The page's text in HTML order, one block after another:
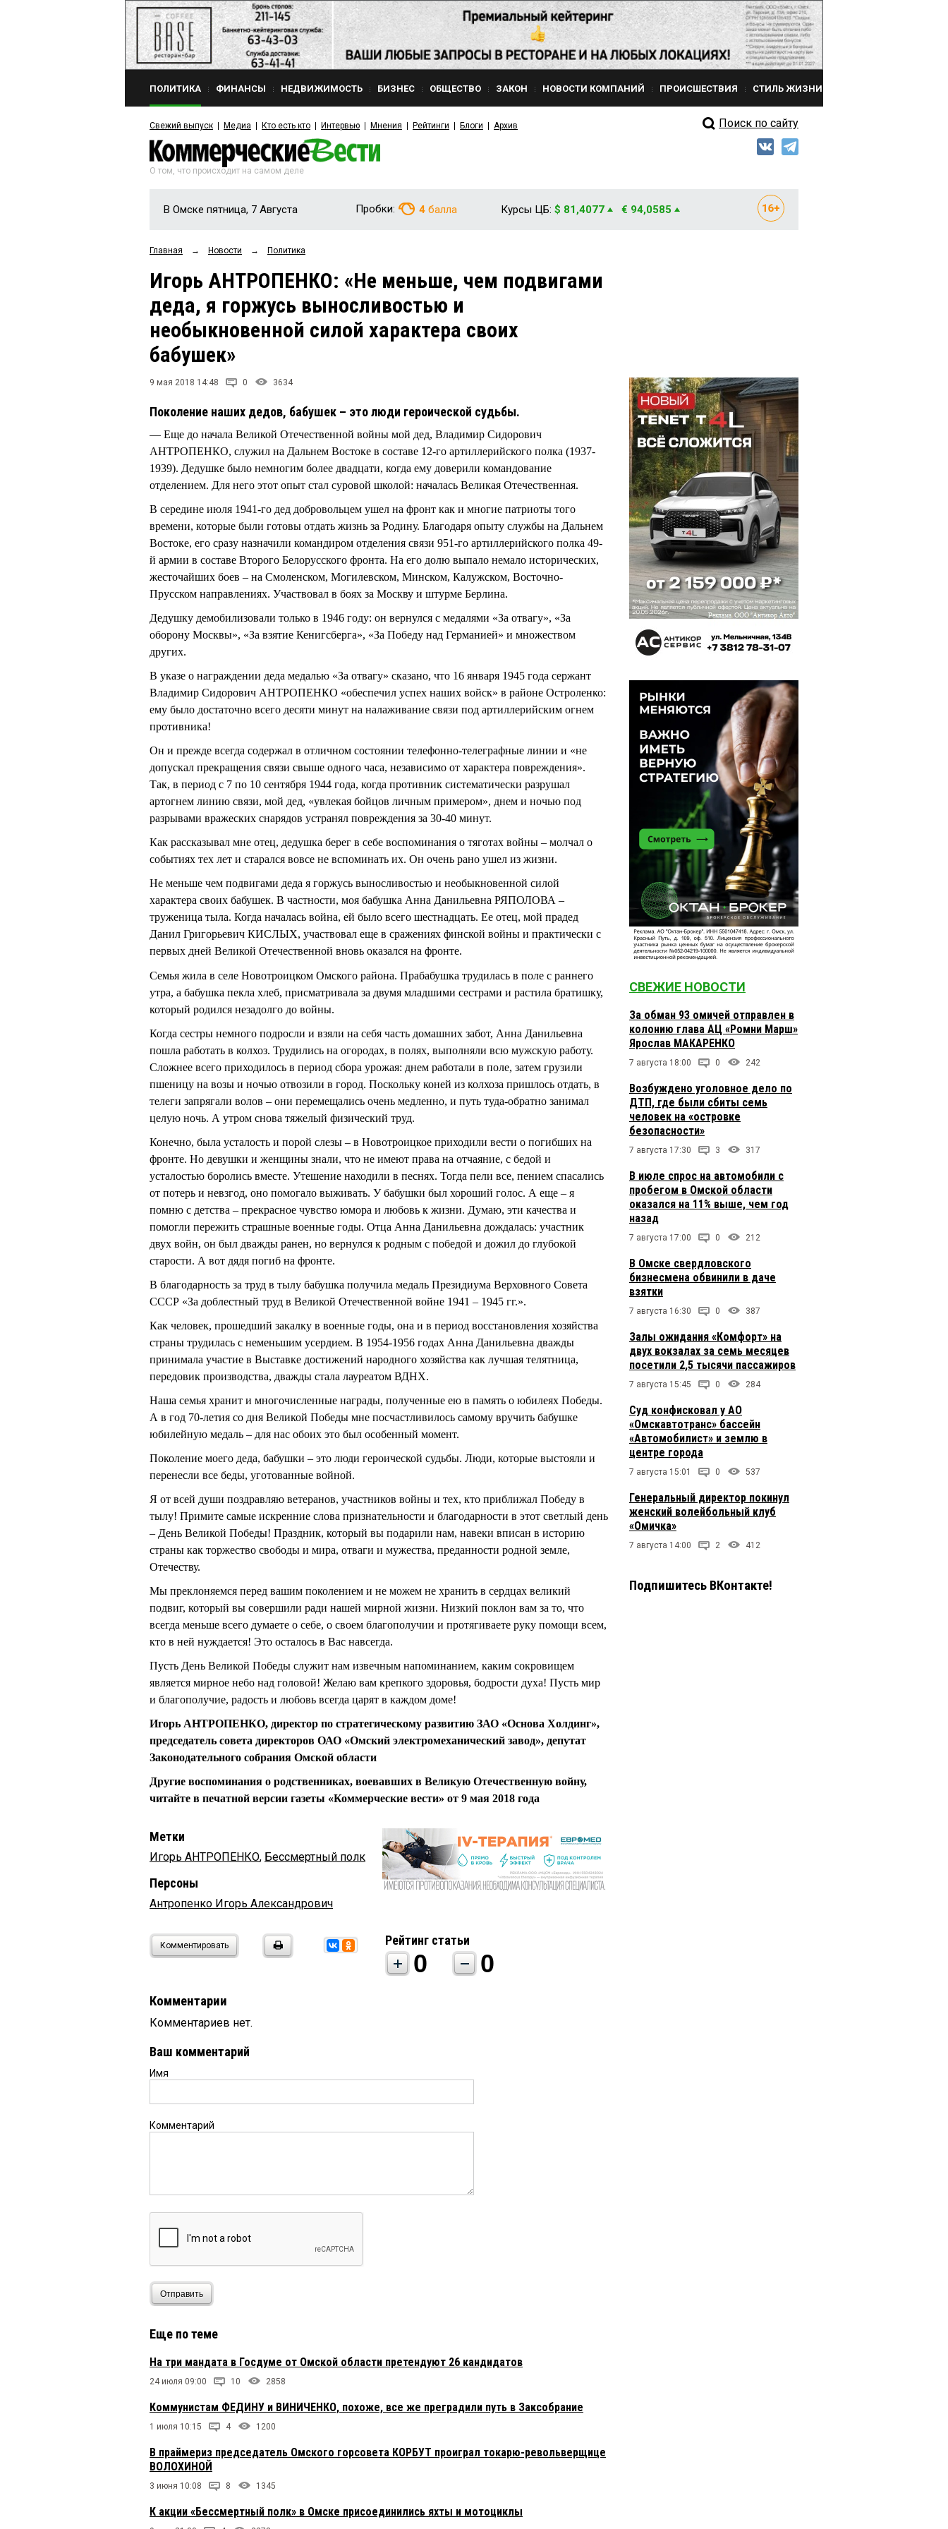
ПОЛИТИКА ФИНАНСЫ НЕДВИЖИМОСТЬ БИЗНЕС ОБЩЕСТВО ЗАКОН НОВОСТИ КОМПАНИЙ ПРОИСШЕСТВИЯ СТИЛЬ ЖИЗНИ
Свежий выпуск Медиа Кто есть кто Интервью Мнения Рейтинги Блоги Архив Поиск по сайту
О том, что происходит на самом деле
В Омске пятница, 7 Августа Пробки: 4 балла Курсы ЦБ: $ 81,4077 € 94,0585
Главная → Новости → Политика
Игорь АНТРОПЕНКО: «Не меньше, чем подвигами
деда, я горжусь выносливостью и
необыкновенной силой характера своих
бабушек»
9 мая 2018 14:48 0 3634
Поколение наших дедов, бабушек – это люди героической судьбы.
— Еще до начала Великой Отечественной войны мой дед, Владимир Сидорович
АНТРОПЕНКО, служил на Дальнем Востоке в составе 12-го артиллерийского полка (1937-
1939). Дедушке было немногим более двадцати, когда ему доверили командование
отделением. Для него этот опыт стал суровой школой: началась Великая Отечественная.
В середине июля 1941-го дед добровольцем ушел на фронт как и многие патриоты того
времени, которые были готовы отдать жизнь за Родину. Благодаря опыту службы на Дальнем
Востоке, его сразу назначили командиром отделения связи 951-го артиллерийского полка 49-
й армии в составе Второго Белорусского фронта. На его долю выпало немало исторических,
жесточайших боев – на Смоленском, Могилевском, Минском, Калужском, Восточно-
Прусском направлениях. Участвовал в боях за Москву и штурме Берлина.
Дедушку демобилизовали только в 1946 году: он вернулся с медалями «За отвагу», «За
оборону Москвы», «За взятие Кенигсберга», «За Победу над Германией» и множеством
других.
В указе о награждении деда медалью «За отвагу» сказано, что 16 января 1945 года сержант
Владимир Сидорович АНТРОПЕНКО «обеспечил успех наших войск» в районе Остроленко:
ему было достаточно всего десяти минут на налаживание связи под артиллерийским огнем
противника!
Он и прежде всегда содержал в отличном состоянии телефонно-телеграфные линии и «не
допускал прекращения связи свыше одного часа, независимо от характера повреждения».
Так, в период с 7 по 10 сентября 1944 года, когда противник систематически разрушал
артогнем линию связи, мой дед, «увлекая бойцов личным примером», днем и ночью под
разрывами вражеских снарядов устранял повреждения за 30-40 минут.
Как рассказывал мне отец, дедушка берег в себе воспоминания о тяготах войны – молчал о
событиях тех лет и старался вовсе не вспоминать их. Он очень рано ушел из жизни.
Не меньше чем подвигами деда я горжусь выносливостью и необыкновенной силой
характера своих бабушек. В частности, моя бабушка Анна Данильевна РЯПОЛОВА –
труженица тыла. Когда началась война, ей было всего шестнадцать. Ее отец, мой прадед
Данил Григорьевич КИСЛЫХ, участвовал еще в сражениях финской войны и практически с
первых дней Великой Отечественной вновь оказался на фронте.
Семья жила в селе Новотроицком Омского района. Прабабушка трудилась в поле с раннего
утра, а бабушка пекла хлеб, присматривала за двумя младшими сестрами и растила братишку,
который родился незадолго до войны.
Когда сестры немного подросли и взяли на себя часть домашних забот, Анна Данильевна
пошла работать в колхоз. Трудились на огородах, в полях, выполняли всю мужскую работу.
Сложнее всего приходилось в период сбора урожая: днем работали в поле, затем грузили
пшеницу на возы и ночью отвозили в город. Поскольку коней из колхоза пришлось отдать, в
телеги запрягали волов – они перемещались очень медленно, и путь туда-обратно занимал
целую ночь. А утром снова тяжелый физический труд.
Конечно, была усталость и порой слезы – в Новотроицкое приходили вести о погибших на
фронте. Но девушки и женщины знали, что не имеют права на отчаяние, с бедой и
усталостью боролись вместе. Утешение находили в песнях. Тогда пели все, пением спасались
от потерь и невзгод, оно помогало выживать. У бабушки был хороший голос. А еще – я
помню с детства – прекрасное чувство юмора и любовь к жизни. Думаю, эти качества и
помогли пережить страшные военные годы. Отца Анна Данильевна дождалась: участник
двух войн, он был дважды ранен, но вернулся к родным с победой и дожил до глубокой
старости. А вот дядя погиб на фронте.
В благодарность за труд в тылу бабушка получила медаль Президиума Верховного Совета
СССР «За доблестный труд в Великой Отечественной войне 1941 – 1945 гг.».
Как человек, прошедший закалку в военные годы, она и в период восстановления хозяйства
страны трудилась с неменьшим усердием. В 1954-1956 годах Анна Данильевна дважды
принимала участие в Выставке достижений народного хозяйства как лучшая телятница,
передовик производства, дважды стала лауреатом ВДНХ.
Наша семья хранит и многочисленные награды, полученные ею в память о юбилеях Победы.
А в год 70-летия со дня Великой Победы мне посчастливилось самому вручить бабушке
юбилейную медаль – для нас обоих это был особенный момент.
Поколение моего деда, бабушки – это люди героической судьбы. Люди, которые выстояли и
перенесли все беды, уготованные войной.
Я от всей души поздравляю ветеранов, участников войны и тех, кто приближал Победу в
тылу! Примите самые искренние слова признательности и благодарности в этот светлый день
– День Великой Победы! Праздник, который вы подарили нам, навеки вписан в историю
страны как торжество свободы и мира, отваги и мужества, преданности родной земле,
Отечеству.
Мы преклоняемся перед вашим поколением и не можем не хранить в сердцах великий
подвиг, который вы совершили ради нашей мирной жизни. Низкий поклон вам за то, что
всегда меньше всего думаете о себе, о своем благополучии и протягиваете руку помощи всем,
кто в ней нуждается! Это осталось в Вас навсегда.
Пусть День Великой Победы служит нам извечным напоминанием, каким сокровищем
является мирное небо над головой! Желаю вам крепкого здоровья, бодрости духа! Пусть мир
и благополучие, радость и любовь всегда царят в каждом доме!
Игорь АНТРОПЕНКО, директор по стратегическому развитию ЗАО «Основа Холдинг»,
председатель совета директоров ОАО «Омский электромеханический завод», депутат
Законодательного собрания Омской области
Другие воспоминания о родственниках, воевавших в Великую Отечественную войну,
читайте в печатной версии газеты «Коммерческие вести» от 9 мая 2018 года
Метки
Игорь АНТРОПЕНКО, Бессмертный полк
Персоны
Антропенко Игорь Александрович
Комментировать Рейтинг статьи
0 0
Комментарии
Комментариев нет.
Ваш комментарий
Имя
Комментарий
Отправить
Еще по теме
На три мандата в Госдуме от Омской области претендуют 26 кандидатов
24 июля 09:00 10 2858
Коммунистам ФЕДИНУ и ВИНИЧЕНКО, похоже, все же преградили путь в Заксобрание
1 июля 10:15 4 1200
В праймериз председатель Омского горсовета КОРБУТ проиграл токарю-револьверщице
ВОЛОХИНОЙ
3 июня 10:08 8 1345
К акции «Бессмертный полк» в Омске присоединились яхты и мотоциклы
СВЕЖИЕ НОВОСТИ
За обман 93 омичей отправлен в
колонию глава АЦ «Ромни Марш»
Ярослав МАКАРЕНКО
7 августа 18:00 0 242
Возбуждено уголовное дело по
ДТП, где были сбиты семь
человек на «островке
безопасности»
7 августа 17:30 3 317
В июле спрос на автомобили с
пробегом в Омской области
оказался на 11% выше, чем год
назад
7 августа 17:00 0 212
В Омске свердловского
бизнесмена обвинили в даче
взятки
7 августа 16:30 0 387
Залы ожидания «Комфорт» на
двух вокзалах за семь месяцев
посетили 2,5 тысячи пассажиров
7 августа 15:45 0 284
Суд конфисковал у АО
«Омскавтотранс» бассейн
«Автомобилист» и землю в
центре города
7 августа 15:01 0 537
Генеральный директор покинул
женский волейбольный клуб
«Омичка»
7 августа 14:00 2 412
Подпишитесь ВКонтакте!